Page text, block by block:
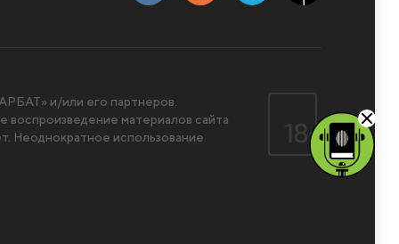
и/или его партнеров.
материалов сайта
Неоднократное использование